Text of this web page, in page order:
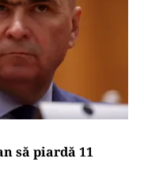
să piardă 11